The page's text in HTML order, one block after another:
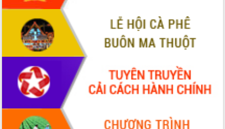
tầng kỹ thuật Cụm công nghiệp Tân
Gặp mặt các cơ quan báo chí nhân Kỷ
niệm 101 năm Ngày Báo chí Cách
mạng Việt Nam
Đắk Lắk sơ kết 4 năm triển khai thực
hiện Đề án 06 của Chính phủ
Họp báo thông tin về Hội nghị Công bố
Quy hoạch và Xúc tiến đầu tư tỉnh Đắk
Khơi thông điểm nghẽn, đẩy nhanh
giải ngân vốn khắc phục thiên tai